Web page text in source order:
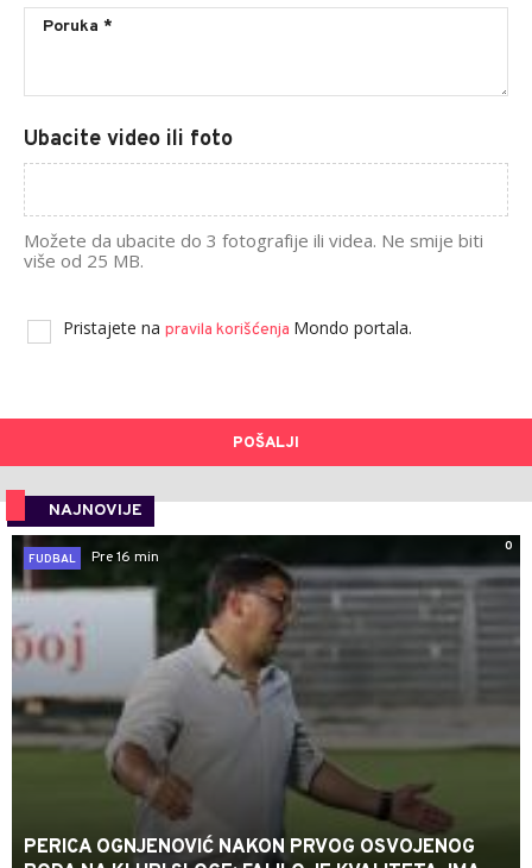
Ubacite video ili foto
Možete da ubacite do 3 fotografije ili videa. Ne smije biti
više od 25 MB.
Pristajete na pravila korišćenja Mondo portala.
POŠALJI
NAJNOVIJE
0
FUDBAL
Pre 16 min
PERICA OGNJENOVIĆ NAKON PRVOG OSVOJENOG